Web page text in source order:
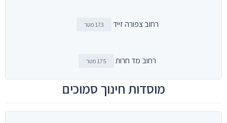
רחוב צפורה זייד 173 מטר
רחוב מד חרות 175 מטר
מוסדות חינוך סמוכים